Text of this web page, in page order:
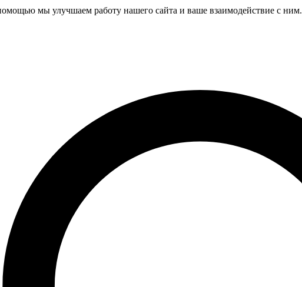
мы улучшаем работу нашего сайта и ваше взаимодействие с ним.